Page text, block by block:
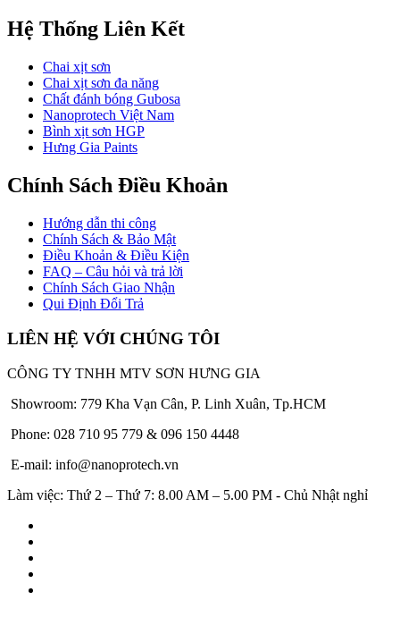
Hệ Thống Liên Kết
Chai xịt sơn
Chai xịt sơn đa năng
Chất đánh bóng Gubosa
Nanoprotech Việt Nam
Bình xịt sơn HGP
Hưng Gia Paints
Chính Sách Điều Khoản
Hướng dẫn thi công
Chính Sách & Bảo Mật
Điều Khoản & Điều Kiện
FAQ – Câu hỏi và trả lời
Chính Sách Giao Nhận
Qui Định Đổi Trả
LIÊN HỆ VỚI CHÚNG TÔI
CÔNG TY TNHH MTV SƠN HƯNG GIA
Showroom: 779 Kha Vạn Cân, P. Linh Xuân, Tp.HCM
Phone: 028 710 95 779 & 096 150 4448
E-mail: info@nanoprotech.vn
Làm việc: Thứ 2 – Thứ 7: 8.00 AM – 5.00 PM - Chủ Nhật nghỉ